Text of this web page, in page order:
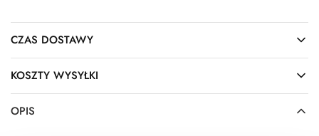
CZAS DOSTAWY
KOSZTY WYSYŁKI
OPIS